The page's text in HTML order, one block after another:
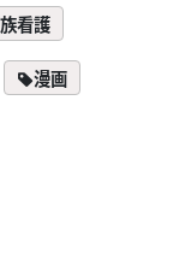
看護
漫画